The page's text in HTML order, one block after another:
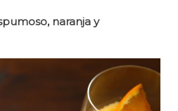
naranja y